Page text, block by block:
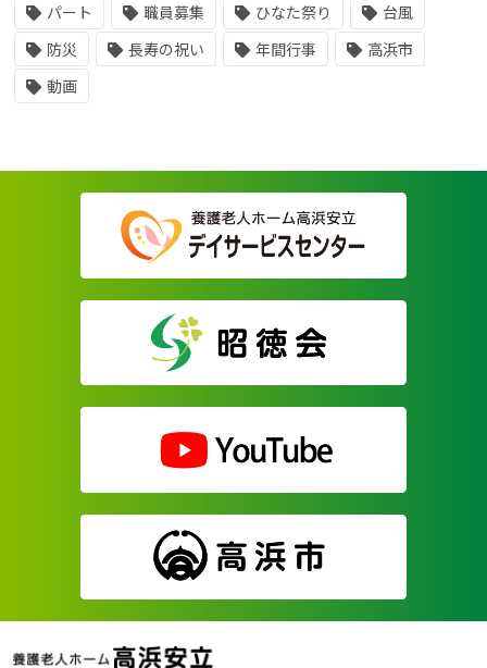
パート
職員募集 ひなた祭り
台風
防災
長寿の祝い 年間行事
高浜市
動画